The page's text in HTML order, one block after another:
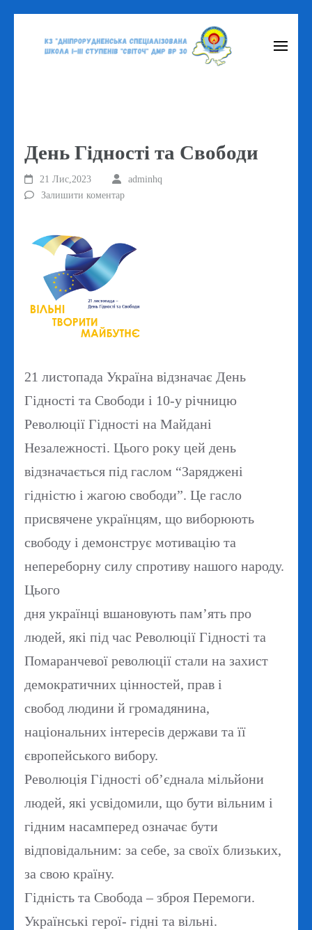
День Гідності та Свободи
21 Лис,2023
adminhq
Залишити коментар
21 листопада Україна відзначає День
Гідності та Свободи і 10-у річницю
Революції Гідності на Майдані
Незалежності. Цього року цей день
відзначається під гаслом “Заряджені
гідністю і жагою свободи”. Це гасло
присвячене українцям, що виборюють
свободу і демонструє мотивацію та
непереборну силу спротиву нашого народу.
Цього
дня українці вшановують пам’ять про
людей, які під час Революції Гідності та
Помаранчевої революції стали на захист
демократичних цінностей, прав і
свобод людини й громадянина,
національних інтересів держави та її
європейського вибору.
Революція Гідності об’єднала мільйони
людей, які усвідомили, що бути вільним і
гідним насамперед означає бути
відповідальним: за себе, за своїх близьких,
за свою країну.
Гідність та Свобода – зброя Перемоги.
Українські герої- гідні та вільні.